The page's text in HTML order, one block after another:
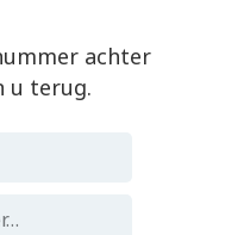
achter
u terug.